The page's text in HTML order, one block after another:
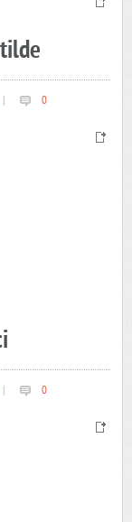
0
0